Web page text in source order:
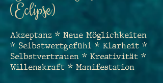
(Eclipse)
Akzeptanz * Neue Möglichkeiten
* Selbstwertgefühl * Klarheit *
Selbstvertrauen * Kreativität *
Willenskraft * Manifestation